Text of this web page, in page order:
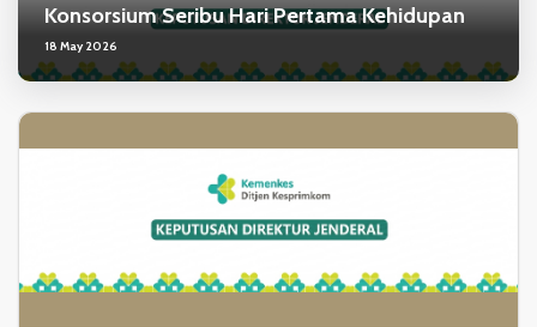
Konsorsium Seribu Hari Pertama Kehidupan
18 May 2026